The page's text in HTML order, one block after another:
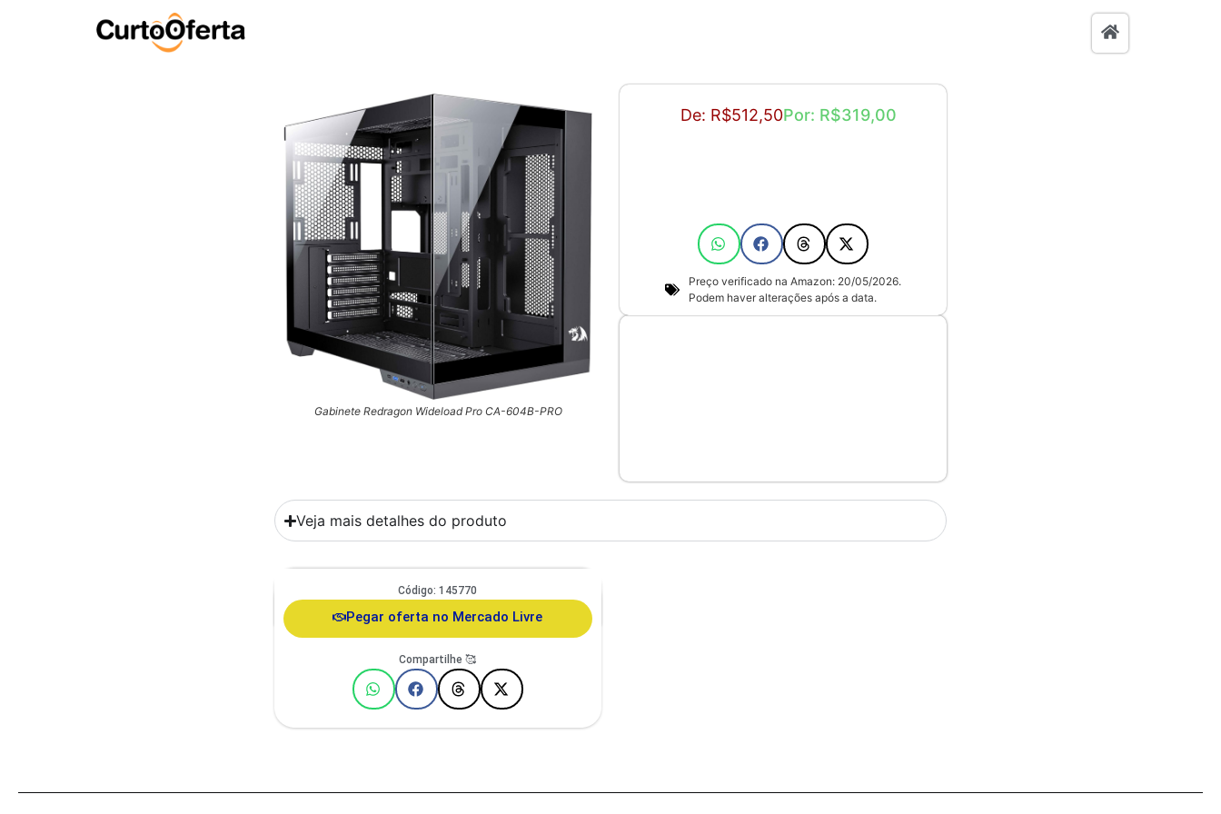
Gabinete Redragon Wideload Pro CA-604B-PRO
De: R$512,50Por: R$319,00
Preço verificado na Amazon: 20/05/2026.
Podem haver alterações após a data.
Veja mais detalhes do produto
Comedouro Duplo Gato E Cachorro De Pequeno Porte
Itaporã Duo Design
Código: 145770
Pegar oferta no Mercado Livre
Compartilhe 🥰